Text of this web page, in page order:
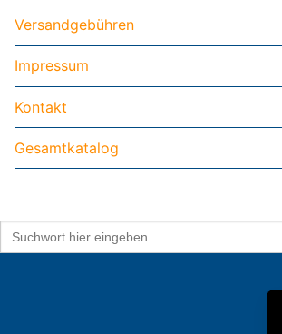
Versandgebühren
Impressum
Kontakt
Gesamtkatalog
Search
for: